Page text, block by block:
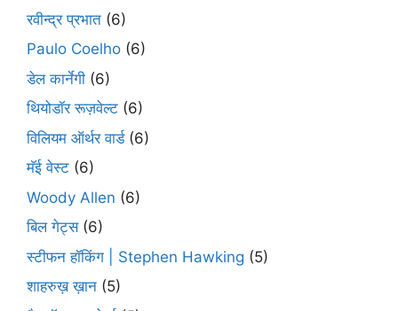
रवीन्द्र प्रभात (6)
Paulo Coelho (6)
डेल कार्नेगी (6)
थियोडॉर रूज़वेल्ट (6)
विलियम ऑर्थर वार्ड(6)
मॅई वेस्ट (6)
Woody Allen (6)
बिल गेट्स(6)
स्टीफन हॉकिंग | Stephen Hawking (5)
शाहरुख़ ख़ान (5)